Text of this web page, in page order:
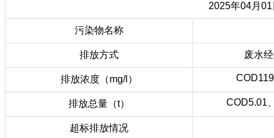
2025年04月
污染物名称
排放方式 废水
排放浓度（mg/l）
排放总量（t） COD5.01
超标排放情况
 客户反馈